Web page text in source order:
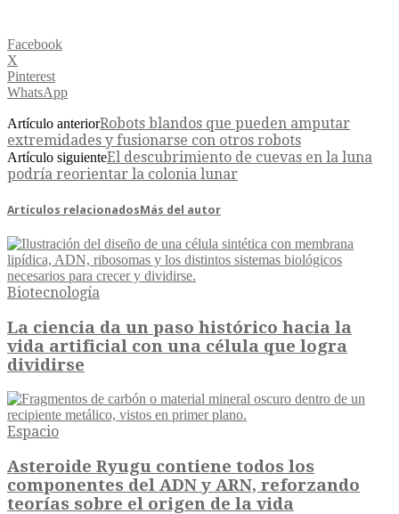
Facebook
X
Pinterest
WhatsApp
Artículo anteriorRobots blandos que pueden amputar
extremidades y fusionarse con otros robots
Artículo siguienteEl descubrimiento de cuevas en la luna
podría reorientar la colonia lunar
Artículos relacionadosMás del autor
Biotecnología
La ciencia da un paso histórico hacia la
vida artificial con una célula que logra
dividirse
Espacio
Asteroide Ryugu contiene todos los
componentes del ADN y ARN, reforzando
teorías sobre el origen de la vida